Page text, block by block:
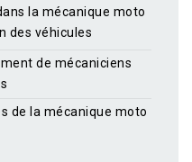
la mécanique moto
des véhicules
de mécaniciens
de la mécanique moto